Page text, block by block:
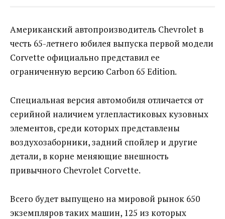
Американский автопроизводитель Chevrolet в
честь 65-летнего юбилея выпуска первой модели
Corvette официально представил ее
ограниченную версию Carbon 65 Edition.
Специальная версия автомобиля отличается от
серийной наличием углепластиковых кузовных
элементов, среди которых представлены
воздухозаборники, задний спойлер и другие
детали, в корне меняющие внешность
привычного Chevrolet Corvette.
Всего будет выпущено на мировой рынок 650
экземпляров таких машин, 125 из которых